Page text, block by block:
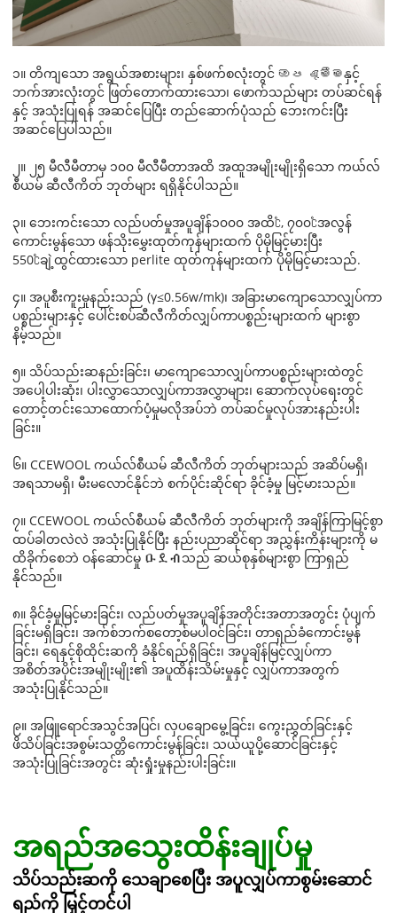
၁။ တိကျသော အရွယ်အစားများ၊ နှစ်ဖက်စလုံးတွင် ඔප දැමීමနှင့်
ဘက်အားလုံးတွင် ဖြတ်တောက်ထားသော၊ ဖောက်သည်များ တပ်ဆင်ရန်
နှင့် အသုံးပြုရန် အဆင်ပြေပြီး တည်ဆောက်ပုံသည် ဘေးကင်းပြီး
အဆင်ပြေပါသည်။
၂။ ၂၅ မီလီမီတာမှ ၁၀၀ မီလီမီတာအထိ အထူအမျိုးမျိုးရှိသော ကယ်လ်
စီယမ် ဆီလီကိတ် ဘုတ်များ ရရှိနိုင်ပါသည်။
၃။ ဘေးကင်းသော လည်ပတ်မှုအပူချိန်၁၀၀၀ အထိ℃, ၇၀၀℃အလွန်
ကောင်းမွန်သော ဖန်သိုးမွှေးထုတ်ကုန်များထက် ပိုမိုမြင့်မားပြီး
550℃ချဲ့ထွင်ထားသော perlite ထုတ်ကုန်များထက် ပိုမိုမြင့်မားသည်.
၄။ အပူစီးကူးမှုနည်းသည် (γ≤0.56w/mk)၊ အခြားမာကျောသောလျှပ်ကာ
ပစ္စည်းများနှင့် ပေါင်းစပ်ဆီလီကိတ်လျှပ်ကာပစ္စည်းများထက် များစွာ
နိမ့်သည်။
၅။ သိပ်သည်းဆနည်းခြင်း၊ မာကျောသောလျှပ်ကာပစ္စည်းများထဲတွင်
အပေါ့ပါးဆုံး၊ ပါးလွှာသောလျှပ်ကာအလွှာများ၊ ဆောက်လုပ်ရေးတွင်
တောင့်တင်းသောထောက်ပံ့မှုမလိုအပ်ဘဲ တပ်ဆင်မှုလုပ်အားနည်းပါး
ခြင်း။
၆။ CCEWOOL ကယ်လ်စီယမ် ဆီလီကိတ် ဘုတ်များသည် အဆိပ်မရှိ၊
အရသာမရှိ၊ မီးမလောင်နိုင်ဘဲ စက်ပိုင်းဆိုင်ရာ ခိုင်ခံ့မှု မြင့်မားသည်။
၇။ CCEWOOL ကယ်လ်စီယမ် ဆီလီကိတ် ဘုတ်များကို အချိန်ကြာမြင့်စွာ
ထပ်ခါတလဲလဲ အသုံးပြုနိုင်ပြီး နည်းပညာဆိုင်ရာ အညွှန်းကိန်းများကို မ
ထိခိုက်စေဘဲ ဝန်ဆောင်မှု ዑደብသည် ဆယ်စုနှစ်များစွာ ကြာရှည်
နိုင်သည်။
၈။ ခိုင်ခံ့မှုမြင့်မားခြင်း၊ လည်ပတ်မှုအပူချိန်အတိုင်းအတာအတွင်း ပုံပျက်
ခြင်းမရှိခြင်း၊ အက်စ်ဘက်စတော့စ်မပါဝင်ခြင်း၊ တာရှည်ခံကောင်းမွန်
ခြင်း၊ ရေနှင့်စိုထိုင်းဆကို ခံနိုင်ရည်ရှိခြင်း၊ အပူချိန်မြင့်လျှပ်ကာ
အစိတ်အပိုင်းအမျိုးမျိုး၏ အပူထိန်းသိမ်းမှုနှင့် လျှပ်ကာအတွက်
အသုံးပြုနိုင်သည်။
၉။ အဖြူရောင်အသွင်အပြင်၊ လှပချောမွေ့ခြင်း၊ ကွေးညွှတ်ခြင်းနှင့်
ဖိသိပ်ခြင်းအစွမ်းသတ္တိကောင်းမွန်ခြင်း၊ သယ်ယူပို့ဆောင်ခြင်းနှင့်
အသုံးပြုခြင်းအတွင်း ဆုံးရှုံးမှုနည်းပါးခြင်း။
အရည်အသွေးထိန်းချုပ်မှု
သိပ်သည်းဆကို သေချာစေပြီး အပူလျှပ်ကာစွမ်းဆောင်
ရည်ကို မြှင့်တင်ပါ